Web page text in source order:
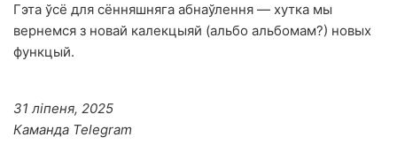
Гэта ўсё для сённяшняга абнаўлення — хутка мы
вернемся з новай калекцыяй (альбо альбомам?) новых
функцый.
31 ліпеня, 2025
Каманда Telegram